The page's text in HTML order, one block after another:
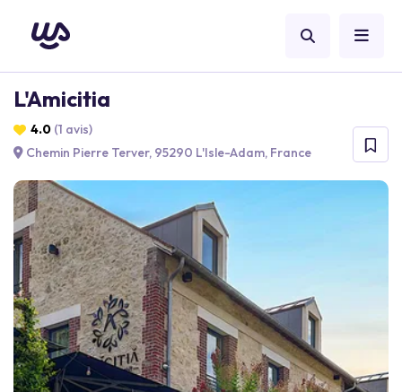
L'Amicitia
4.0 (1 avis)
Chemin Pierre Terver, 95290 L'Isle-Adam, France